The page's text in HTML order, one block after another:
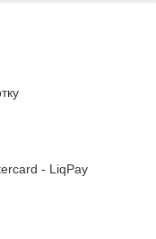
- LiqPay